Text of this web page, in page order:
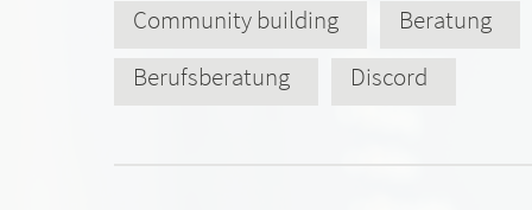
Community building
Beratung
Berufsberatung
Discord